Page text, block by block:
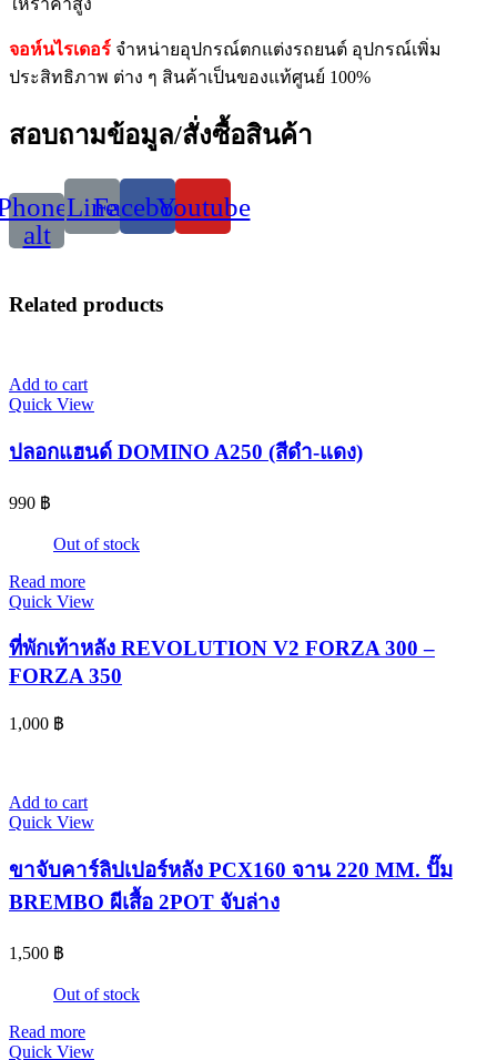
ให้ราคาสูง
จอห์นไรเดอร์ จำหน่ายอุปกรณ์ตกแต่งรถยนต์ อุปกรณ์เพิ่ม
ประสิทธิภาพ ต่าง ๆ สินค้าเป็นของแท้ศูนย์ 100%
สอบถามข้อมูล/สั่งซื้อสินค้า
alt
LineFacebookYoutube
Related products
Add to cart
Quick View
ปลอกแฮนด์ DOMINO A250 (สีดำ-แดง)
990 ฿
Out of stock
Read more
Quick View
ที่พักเท้าหลัง REVOLUTION V2 FORZA 300 –
FORZA 350
1,000 ฿
Add to cart
Quick View
ขาจับคาร์ลิปเปอร์หลัง PCX160 จาน 220 MM. ปั๊ม
BREMBO ผีเสื้อ 2POT จับล่าง
1,500 ฿
Out of stock
Read more
Quick View